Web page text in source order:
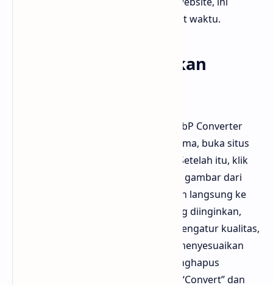
adalah pilihan yang efisien dan hemat waktu.
Tahapan Menggunakan
Proses penggunaan FreeConvert WebP Converter
sebenarnya sangat sederhana. Pertama, buka situs
. Setelah itu, klik
tombol “Choose Files” untuk memilih gambar dari
perangkatmu, atau tarik dan letakkan langsung ke
area unggah. Pilih format tujuan yang diinginkan,
misalnya WebP atau JPG. Jika ingin mengatur kualitas,
klik opsi “Advanced Settings” untuk menyesuaikan
resolusi, kualitas kompresi, atau menghapus
metadata. Setelah semua diatur, klik “Convert” dan